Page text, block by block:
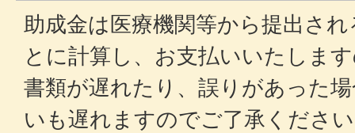
助成金は医療機関等から提出さ
とに計算し、お支払いいたしま
書類が遅れたり、誤りがあった
いも遅れますのでご了承くださ